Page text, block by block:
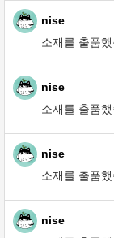
nise
소재를 출품했